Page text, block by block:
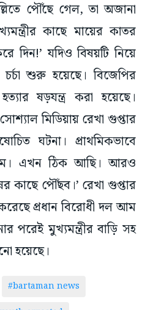
পৌঁছে গেল, তা অজানা
কাছে মায়ের কাতর
দিন!’ যদিও বিষয়টি নিয়ে
শুরু হয়েছে। বিজেপির
ষড়যন্ত্র করা হয়েছে।
মিডিয়ায় রেখা গুপ্তার
ঘটনা। প্রাথমিকভাবে
এখন ঠিক আছি। আরও
কাছে পৌঁছব।’ রেখা গুপ্তার
প্রধান বিরোধী দল আম
পরেই মুখ্যমন্ত্রীর বাড়ি সহ
হয়েছে।
#bartaman news